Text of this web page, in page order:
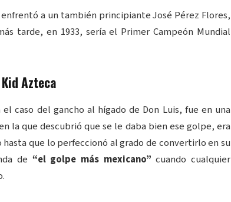
a un también principiante José Pérez Flores,
tarde, en 1933, sería el Primer Campeón Mundial
Azteca
caso del gancho al hígado de Don Luis, fue en una
la que descubrió que se le daba bien ese golpe, era
que lo perfeccionó al grado de convertirlo en su
de “el golpe más mexicano” cuando cualquier